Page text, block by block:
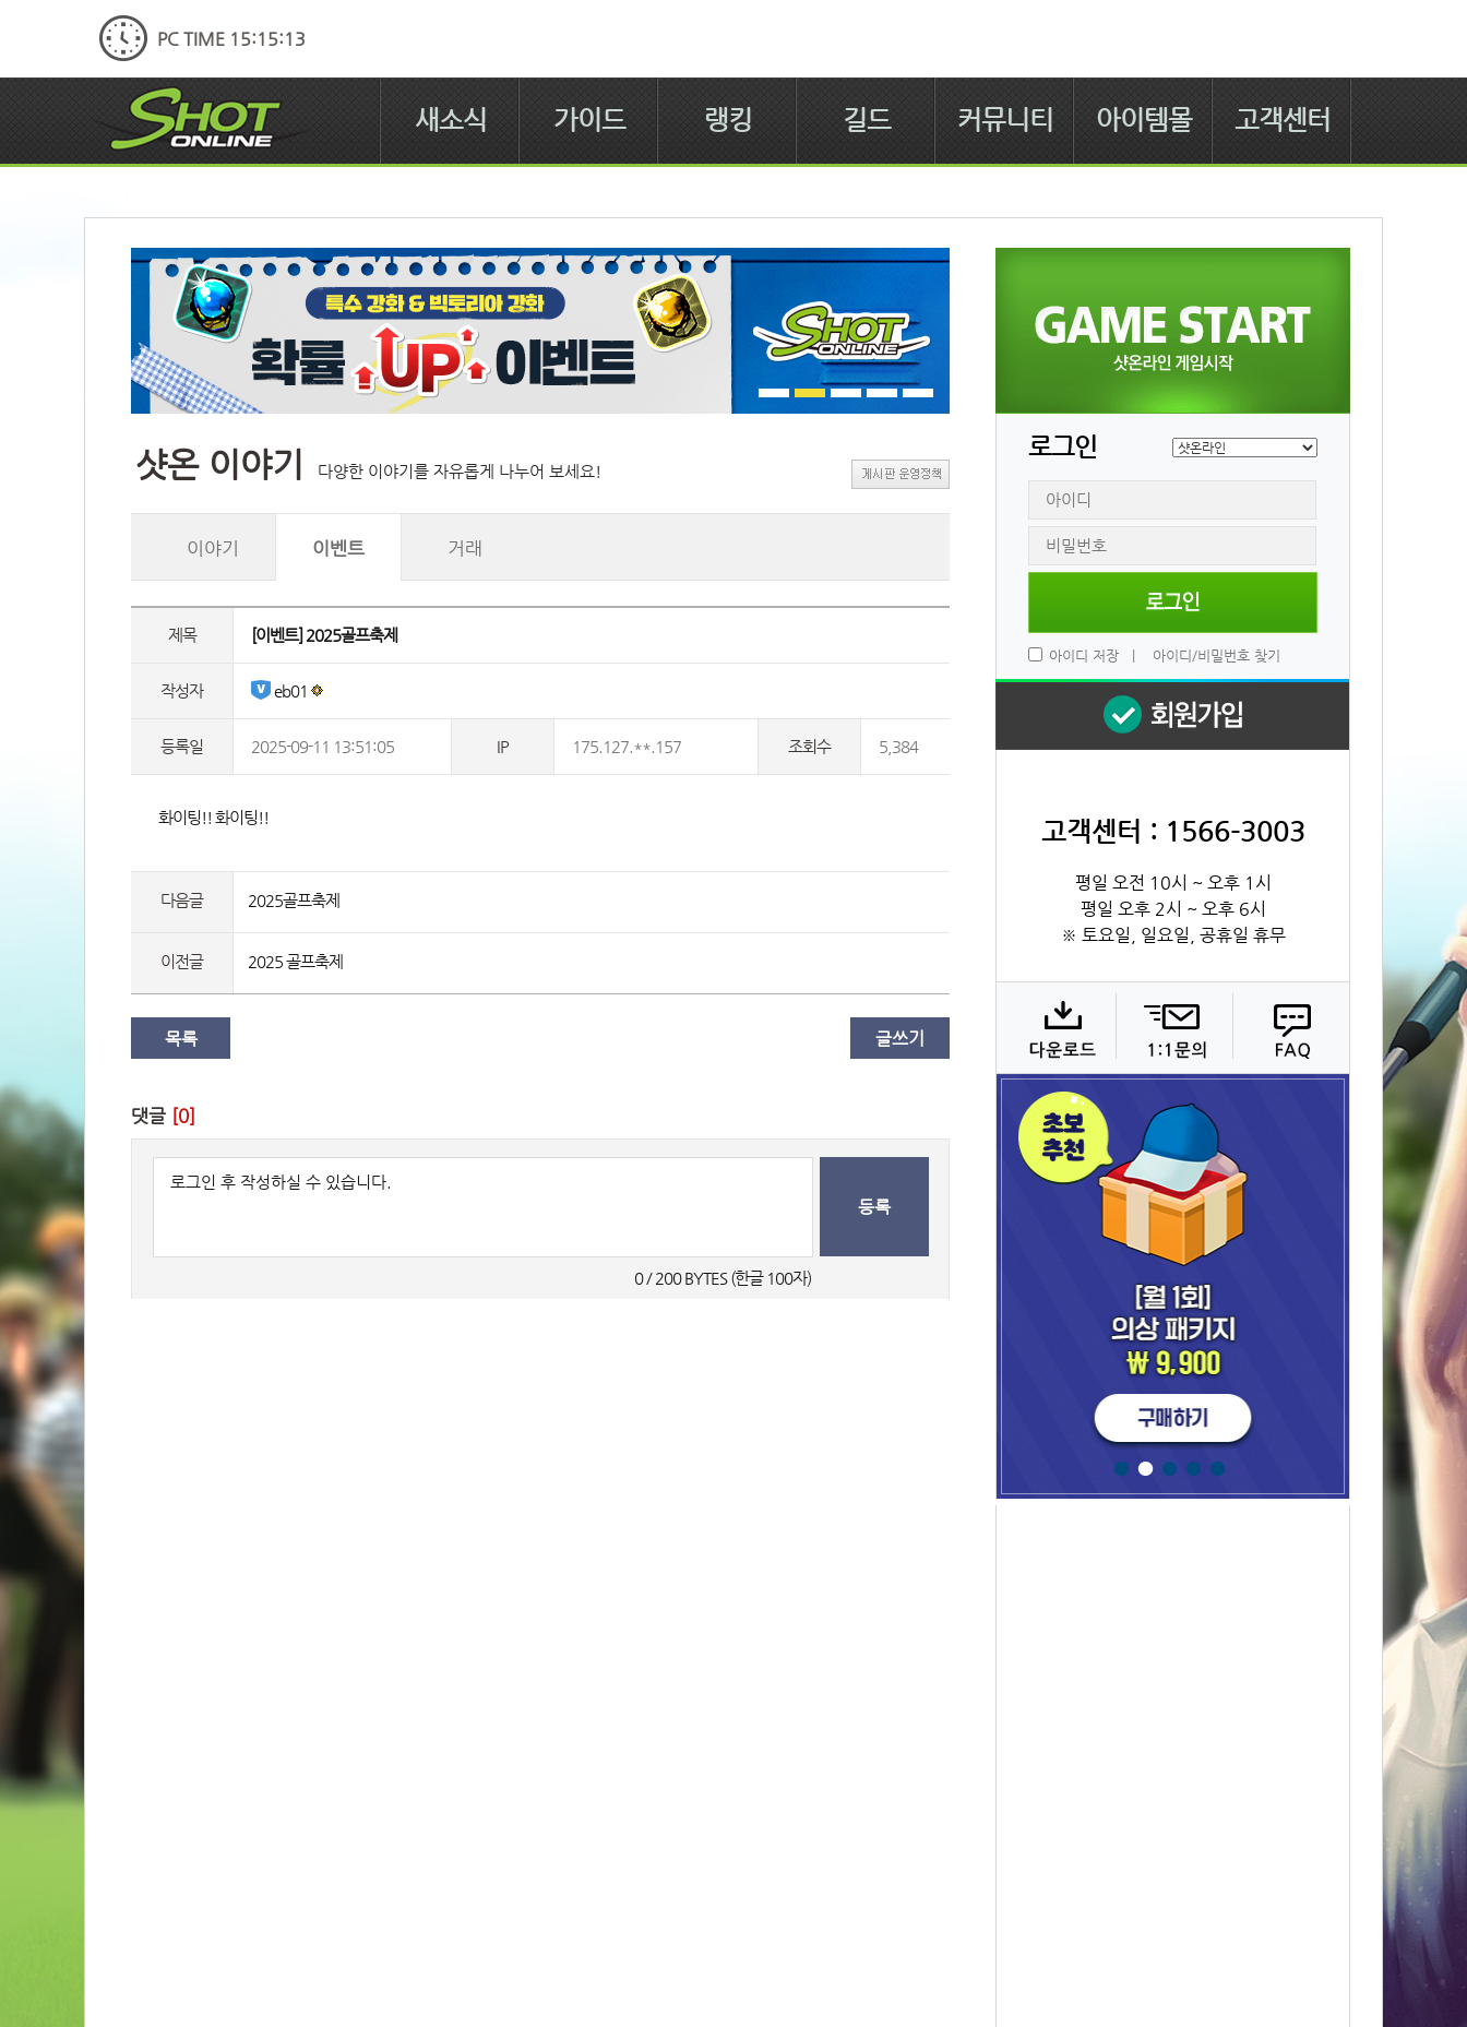
PC TIME 15:15:13
새소식 가이드 랭킹 길드 커뮤니티 아이템몰 고객센터
샷온 이야기 다양한 이야기를 자유롭게 나누어 보세요!
이야기 이벤트 거래
제목 [이벤트] 2025골프축제
작성자 eb01
등록일 2025-09-11 13:51:05 IP 175.127.**.157 조회수 5,384
화이팅!! 화이팅!!
다음글 2025골프축제
이전글 2025 골프축제
목록 글쓰기
댓글 [0]
0 / 200 BYTES (한글 100자)
등록
로그인
아이디 저장 아이디/비밀번호 찾기
고객센터 : 1566-3003
평일 오전 10시 ~ 오후 1시
평일 오후 2시 ~ 오후 6시
※ 토요일, 일요일, 공휴일 휴무